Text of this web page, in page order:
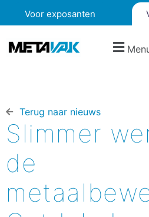
Voor exposanten
Terug naar nieuws​
Slimmer
de